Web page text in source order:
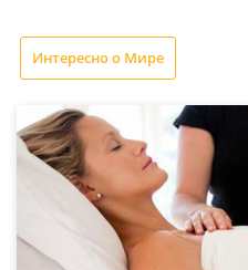
Интересно о Мире